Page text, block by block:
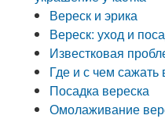
Вереск и эрика
Вереск: уход и
Известковая
Где и с чем сажать
Посадка вереска
Омолаживание